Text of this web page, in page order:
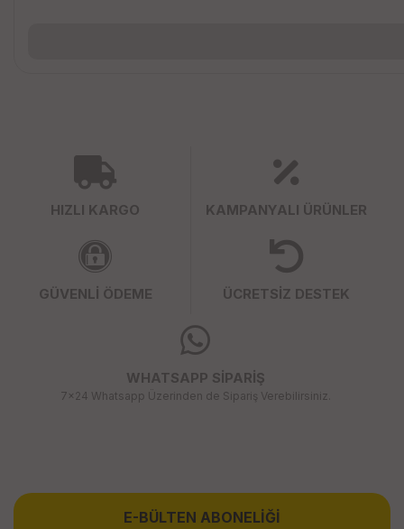
HIZLI KARGO KAMPANYALI ÜRÜNLER
GÜVENLİ ÖDEME ÜCRETSİZ DESTEK
WHATSAPP SİPARİŞ
7x24 Whatsapp Üzerinden de Sipariş Verebilirsiniz.
E-BÜLTEN ABONELİĞİ